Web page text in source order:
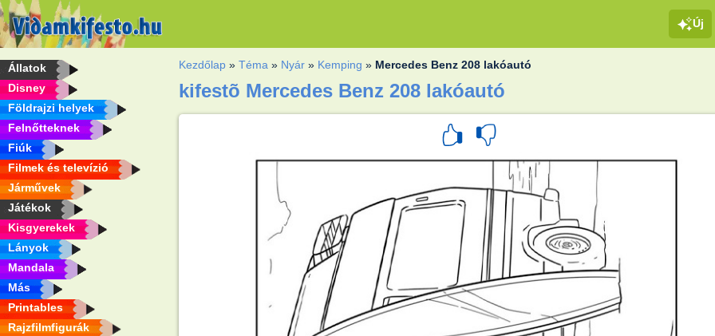
Új
Állatok
Disney
Földrajzi helyek
Felnőtteknek
Fiúk
Filmek és televízió
Járművek
Játékok
Kisgyerekek
Lányok
Mandala
Más
Printables
Rajzfilmfigurák
Kezdőlap »Téma » Nyár » Kemping » Mercedes Benz 208 lakóautó
kifestõ Mercedes Benz 208 lakóautó